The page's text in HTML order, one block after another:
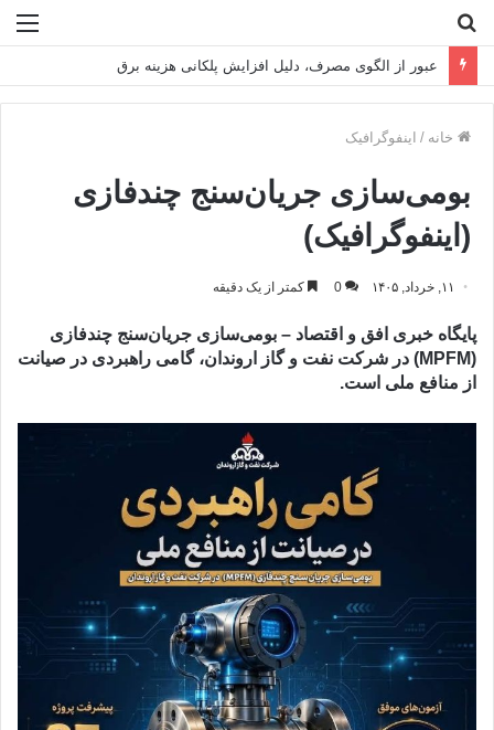
تراز تاب‌آوری فولادمبارکه در سال سخت ۱۴۰۴
خانه / اینفوگرافیک
بومی‌سازی جریان‌سنج چندفازی
(اینفوگرافیک)
۱۱, خرداد, ۱۴۰۵ 0 کمتر از یک دقیقه
پایگاه خبری افق و اقتصاد – بومی‌سازی جریان‌سنج چندفازی
(MPFM) در شرکت نفت و گاز اروندان، گامی راهبردی در صیانت
از منافع ملی است.